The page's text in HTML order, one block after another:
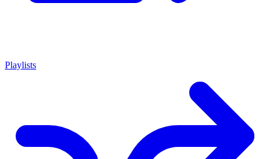
Playlists